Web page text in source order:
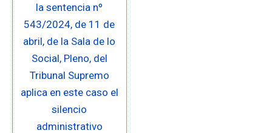
la sentencia nº
543/2024, de 11 de
abril, de la Sala de lo
Social, Pleno, del
Tribunal Supremo
aplica en este caso el
silencio
administrativo